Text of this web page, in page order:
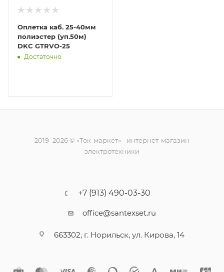
Оплетка каб. 25-40мм
полиэстер (уп.50м)
DKC GTRVO-25
Достаточно
2019–2026 © «Ток-маркет» - интернет-магазин
электротехники
+7 (913) 490-03-30
office@santexset.ru
663302, г. Норильск, ул. Кирова, 14